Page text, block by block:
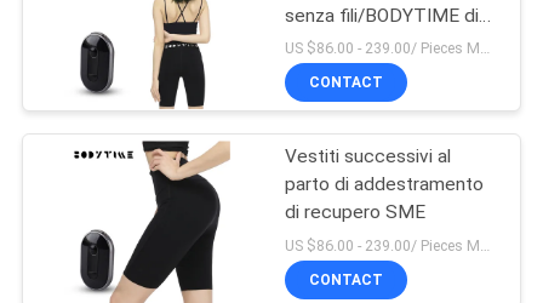
RICHIEDA
UNA
CITAZIONE
MAPPA
senza fili/BODYTIME di
SME che dimagriscono
allenamento delle ghette
US $86.00 - 239.00/ Pieces MOQ:1pieces
CONTACT
Vestiti successivi al
parto di addestramento
di recupero SME
US $86.00 - 239.00/ Pieces MOQ:1pieces
CONTACT